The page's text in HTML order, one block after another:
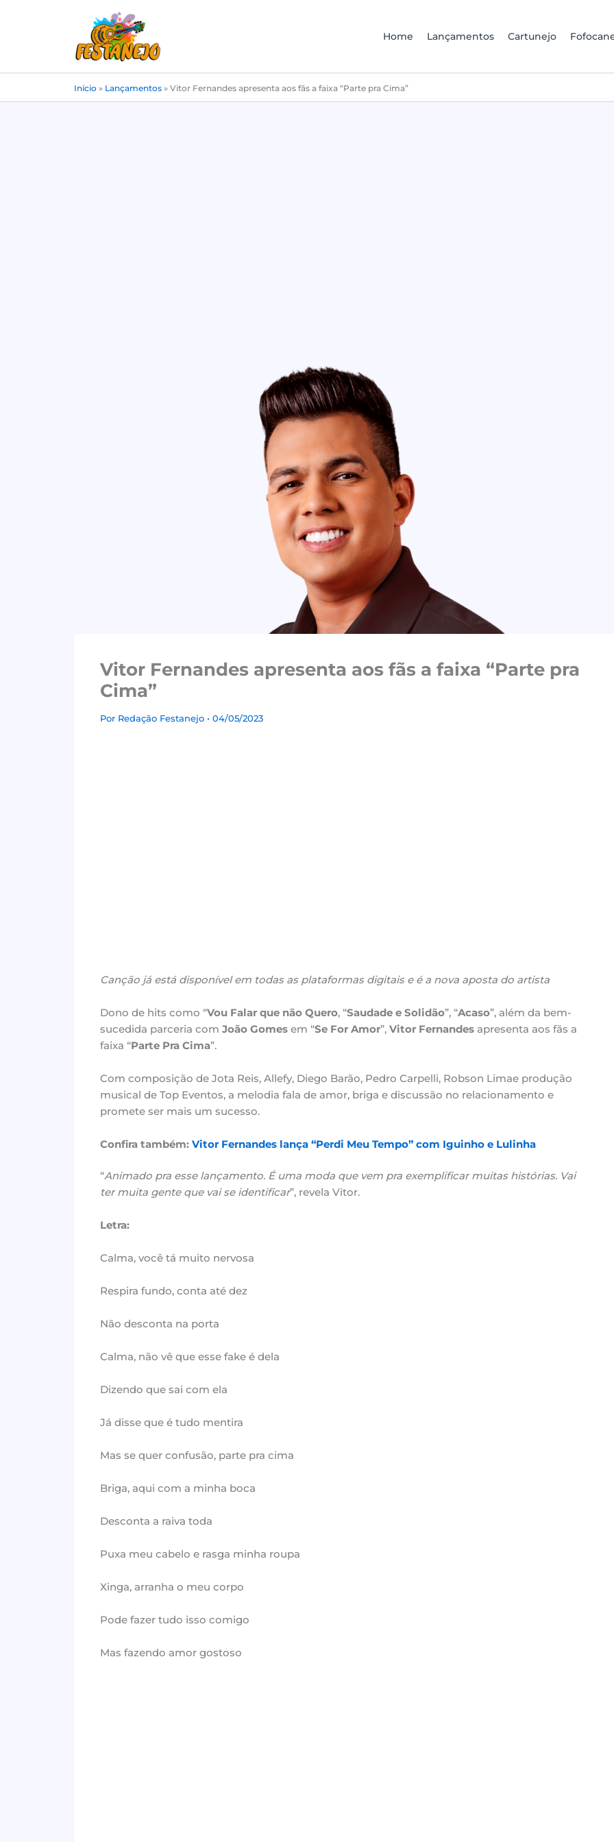
Home Lançamentos Cartunejo
Início » Lançamentos » Vitor Fernandes apresenta aos fãs a faixa “Parte pra Cima”
Vitor Fernandes apresenta aos fãs a faixa “Parte pra
Cima”
Por Redação Festanejo • 04/05/2023
Canção já está disponívelem todas as plataformas digitaise é a nova aposta do artista
Dono de hits como “Vou Falar que não Quero, “Saudade e Solidão”, “Acaso”, além da bem-
sucedida parceria com João Gomesem “Se For Amor”, Vitor Fernandesapresenta aos fãs a
faixa “Parte Pra Cima”.
Com composição de Jota Reis, Allefy, Diego Barão, Pedro Carpelli, Robson Limae produção
musical de Top Eventos, a melodia fala de amor, briga e discussão no relacionamento e
promete ser mais um sucesso.
Confira também: Vitor Fernandes lança “Perdi Meu Tempo” com Iguinho e Lulinha
“Animado pra esse lançamento. É uma moda que vem pra exemplificar muitas histórias. Vai
ter muita gente que vai se identificar”, revela Vitor.
Letra:
Calma, você tá muito nervosa
Respira fundo, conta até dez
Não desconta na porta
Calma, não vê que esse fake é dela
Dizendo que sai com ela
Já disse que é tudo mentira
Mas se quer confusão, parte pra cima
Briga, aqui com a minha boca
Desconta a raiva toda
Puxa meu cabelo e rasga minha roupa
Xinga, arranha o meu corpo
Pode fazer tudo isso comigo
Mas fazendo amor gostoso